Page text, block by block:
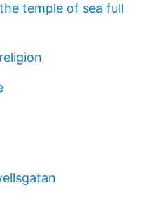
temple of sea full